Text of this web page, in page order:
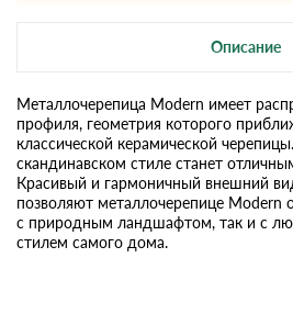
Описание
Металлочерепица Modern имеет
профиля, геометрия которого
классической керамической
скандинавском стиле станет
Красивый и гармоничный внешний
позволяют металлочерепице Modern
с природным ландшафтом, так и с
стилем самого дома.